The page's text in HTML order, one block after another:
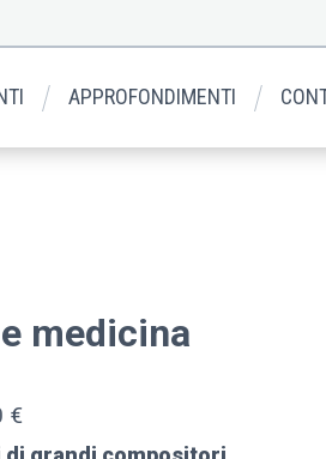
APPROFONDIMENTI
medicina
€